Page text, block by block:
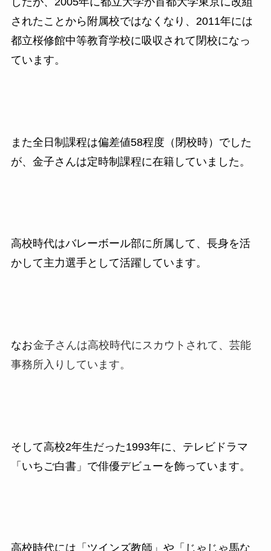
されたことから附属校ではなくなり、 2011年には
都立桜修館中等教育学校に吸収されて 閉校になっ
ています。
また全日制課程は偏差値58程度（閉校時）でした
が、金子さんは定時制課程に在籍していました。
高校時代はバレーボール部に所属して、長身を活
かして主力選手として活躍しています。
なお金子さんは高校時代にスカウトされて、芸能
事務所入りしています。
そして高校2年生だった1993年に、テレビドラマ
「いちご白書」で俳優デビューを飾っています。
高校時代には「ツインズ教師」や「じゃじゃ馬な